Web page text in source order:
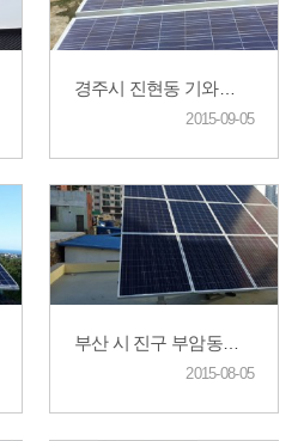
경주시 진현동 기와집 (처마형)
2015-09-05
부산 시 진구 부암동 신축주택 3kw
2015-08-05